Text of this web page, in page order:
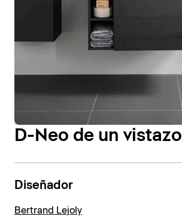
D-Neo de un vistazo
Diseñador
Bertrand Lejoly